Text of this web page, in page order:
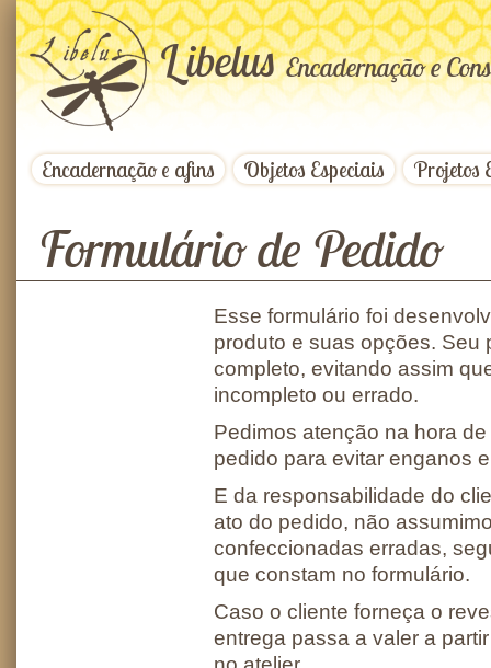
LibelusEncadernação e
Encadernação e afins Objetos Especiais Projetos
Formulário de Pedido
Esse formulário foi
produto e suas opções. Seu
completo, evitando assim
incompleto ou errado.
Pedimos atenção na hora
pedido para evitar enganos
E da responsabilidade do
ato do pedido, não
confeccionadas erradas,
que constam no formulário.
Caso o cliente forneça o
entrega passa a valer a